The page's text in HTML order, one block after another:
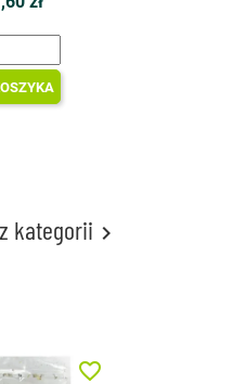
kategorii 
favorite_border